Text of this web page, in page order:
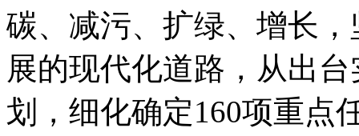
碳、减污、扩绿、增长
展的现代化道路，从出
划，细化确定160项重点